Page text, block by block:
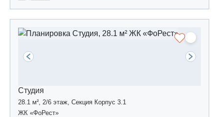
Студия
28.1 м², 2/6 этаж, Секция Корпус 3.1
ЖК «ФоРест»